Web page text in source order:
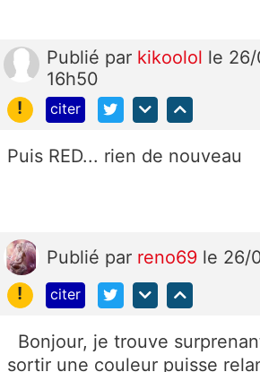
Publié par kikoolol le
16h50
!
citer
Puis RED... rien de nouveau
Publié par reno69 le 26/
!
citer
Bonjour, je trouve
sortir une couleur puisse